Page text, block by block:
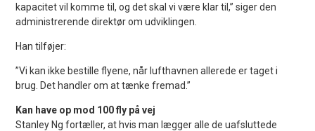
kapacitet vil komme til, og det skal vi være klar til,” siger den
administrerende direktør om udviklingen.
Han tilføjer:
”Vi kan ikke bestille flyene, når lufthavnen allerede er taget i
brug. Det handler om at tænke fremad.”
Kan have op mod 100 fly på vej
Stanley Ng fortæller, at hvis man lægger alle de uafsluttede